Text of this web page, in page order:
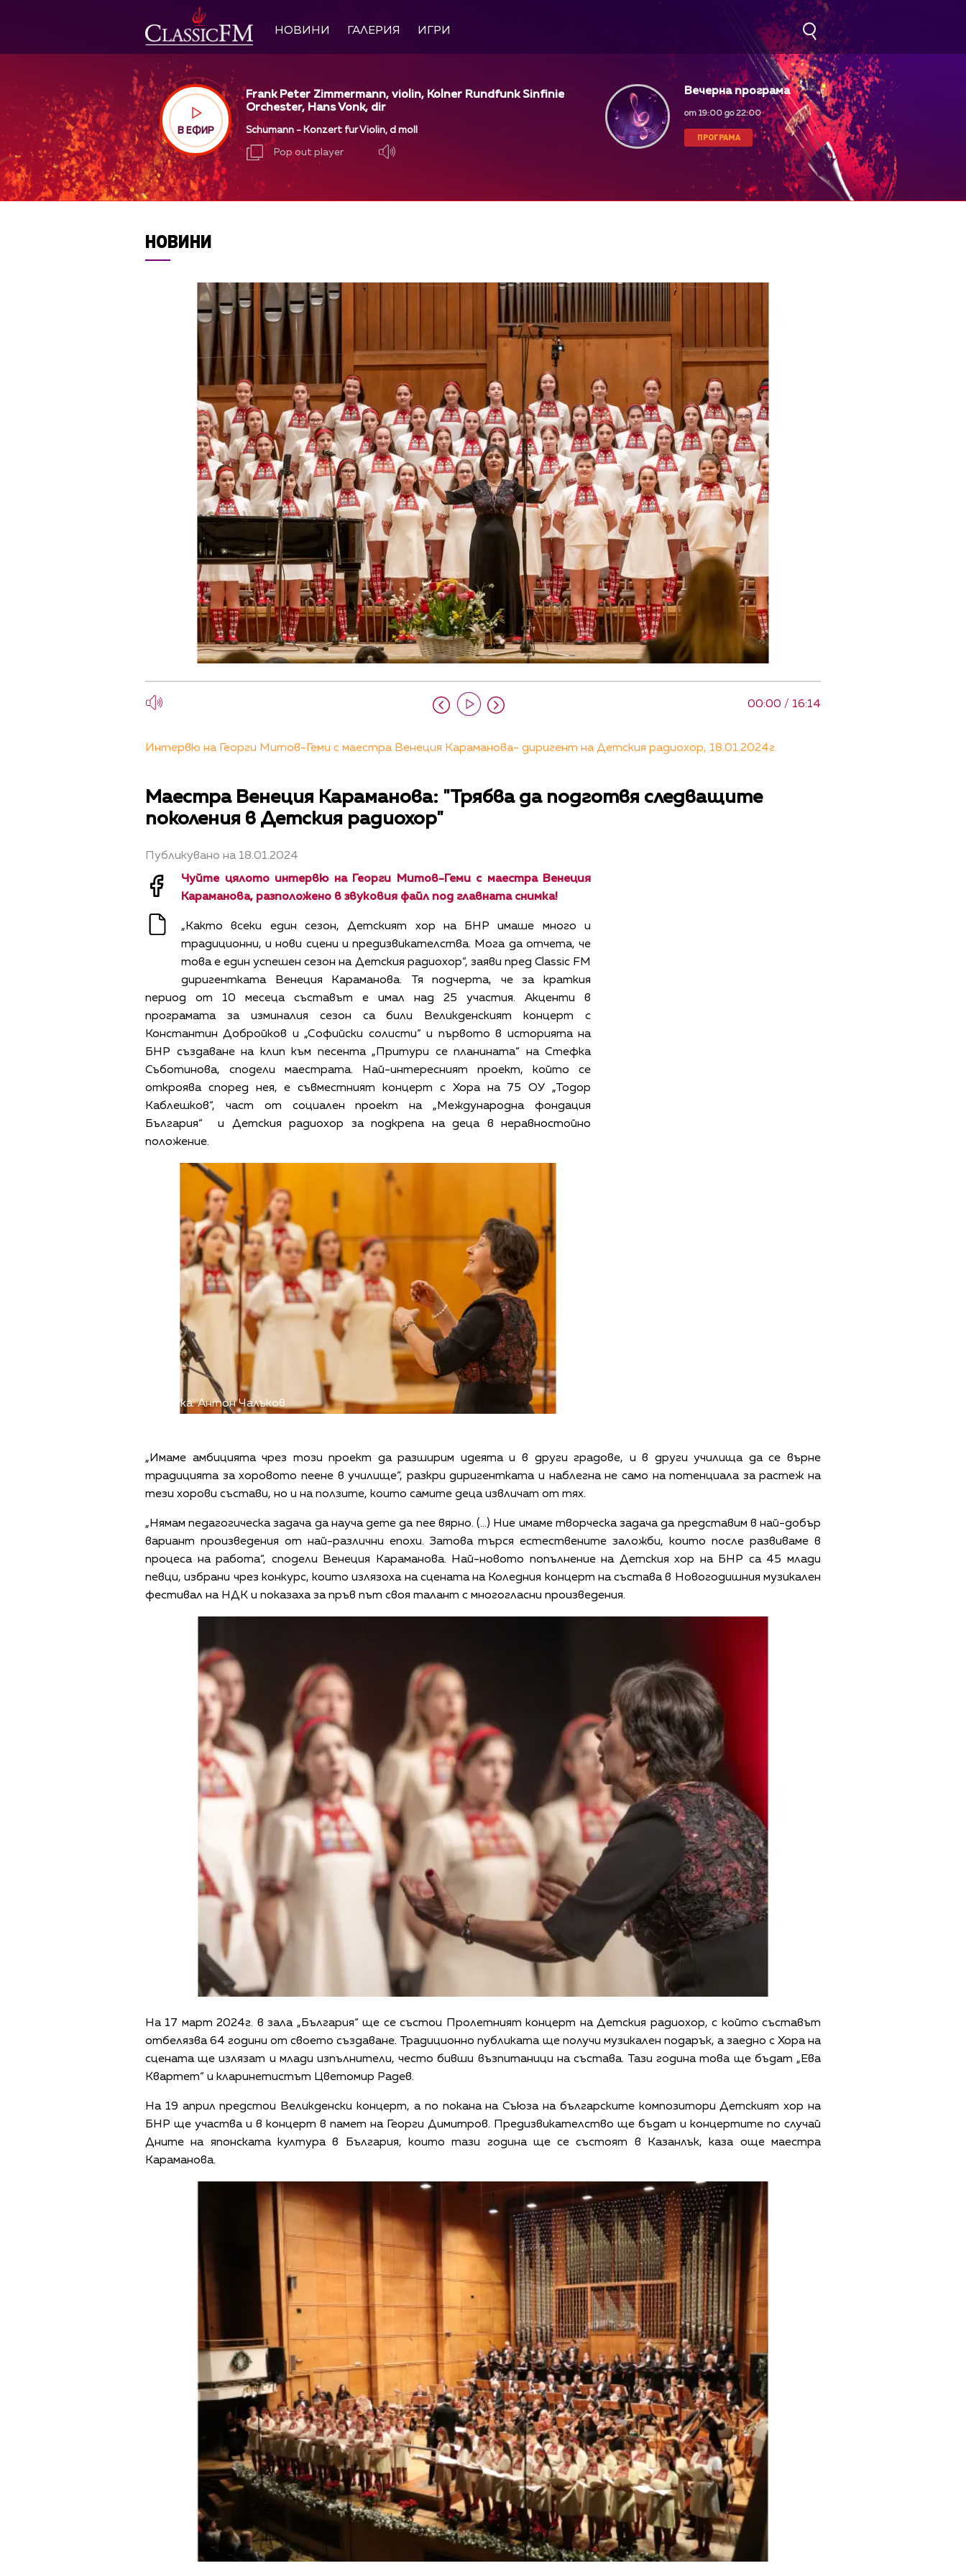
НОВИНИ ГАЛЕРИЯ ИГРИ
В ЕФИР
Frank Peter Zimmermann, violin, Kolner Rundfunk Sinfinie
Orchester, Hans Vonk, dir
Schumann - Konzert fur Violin, d moll
Pop out player
Вечерна програма
от 19:00 до 22:00
ПРОГРАМА
НОВИНИ
00:00 / 16:14
Интервю на Георги Митов-Геми с маестра Венеция Караманова- диригент на Детския радиохор, 18.01.2024г.
Маестра Венеция Караманова: "Трябва да подготвя следващите
поколения в Детския радиохор"
Публикувано на 18.01.2024
Чуйте цялото интервю на Георги Митов-Геми с маестра Венеция
Караманова, разположено в звуковия файл под главната снимка!
„Както всеки един сезон, Детският хор на БНР имаше много и
традиционни, и нови сцени и предизвикателства. Мога да отчета, че
това е един успешен сезон на Детския радиохор“, заяви пред Classic FM
диригентката Венеция Караманова. Тя подчерта, че за краткия
период от 10 месеца съставът е имал над 25 участия. Акценти в
програмата за изминалия сезон са били Великденският концерт с
Константин Добройков и „Софийски солисти“ и първото в историята на
БНР създаване на клип към песента „Притури се планината“ на Стефка
Съботинова, сподели маестрата. Най-интересният проект, който се
откроява според нея, е съвместният концерт с Хора на 75 ОУ „Тодор
Каблешков“, част от социален проект на „Международна фондация
България“ и Детския радиохор за подкрепа на деца в неравностойно
положение.
Снимка: Антон Чалъков
„Имаме амбицията чрез този проект да разширим идеята и в други градове, и в други училища да се върне
традицията за хоровото пеене в училище“, разкри диригентката и наблегна не само на потенциала за растеж на
тези хорови състави, но и на ползите, които самите деца извличат от тях.
„Нямам педагогическа задача да науча дете да пее вярно. (…) Ние имаме творческа задача да представим в най-добър
вариант произведения от най-различни епохи. Затова търся естествените заложби, които после развиваме в
процеса на работа“, сподели Венеция Караманова. Най-новото попълнение на Детския хор на БНР са 45 млади
певци, избрани чрез конкурс, които излязоха на сцената на Коледния концерт на състава в Новогодишния музикален
фестивал на НДК и показаха за пръв път своя талант с многогласни произведения.
На 17 март 2024г. в зала „България“ ще се състои Пролетният концерт на Детския радиохор, с който съставът
отбелязва 64 години от своето създаване. Традиционно публиката ще получи музикален подарък, а заедно с Хора на
сцената ще излязат и млади изпълнители, често бивши възпитаници на състава. Тази година това ще бъдат „Ева
Квартет“ и кларинетистът Цветомир Радев.
На 19 април предстои Великденски концерт, а по покана на Съюза на българските композитори Детският хор на
БНР ще участва и в концерт в памет на Георги Димитров. Предизвикателство ще бъдат и концертите по случай
Дните на японската култура в България, които тази година ще се състоят в Казанлък, каза още маестра
Караманова.